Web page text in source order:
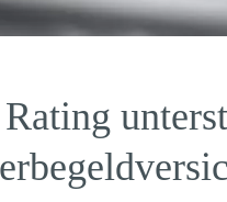
Rating